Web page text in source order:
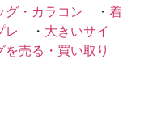
グ・カラコン ・ 着
レ ・ 大きいサイ
を売る・買い取り